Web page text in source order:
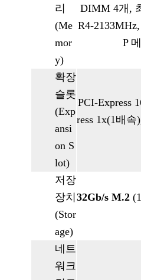
리
(Me
mor
y)
DIMM 4개,
R4-
P
확장
슬롯
(Exp
ansi
on S
lot)
PCI-Express
ress 1x(1배속
저장
장치
(Stor
age)
32Gb/s M.2
네트
워크